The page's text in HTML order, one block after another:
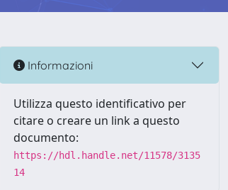
Informazioni
Utilizza questo identificativo per
citare o creare un link a questo
documento:
https://hdl.handle.net/11578/3135
14